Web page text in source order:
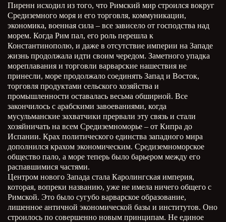
Пиренн исходил из того, что Римский мир строился вокруг
Средиземного моря и его торговля, коммуникации,
экономика, военная сила – все зависело от господства над
морем. Когда Рим пал, его роль перешла к
Константинополю, и даже в отсутствие империи на Западе
жизнь продолжала идти своим чередом. Заметного упадка
мореплавания и торговли варварские нашествия не
принесли, море продолжало соединять Запад и Восток,
торговля продуктами сельского хозяйства и
промышленности оставалась весьма обширной. Все
закончилось с арабскими завоеваниями, когда
мусульманские захватчики прервали эту связь и стали
хозяйничать на всем Средиземноморье – от Кипра до
Испании. Крах политического единства западного мира
дополнился крахом экономическим. Средиземноморское
общество пало, а море теперь было барьером между его
распавшимися частями.
Центром нового Запада стала Каролингская империя,
которая, вопреки названию, уже не имела ничего общего с
Римской. Это было сугубо варварское образование,
лишенное античной экономической базы и институтов. Оно
строилось по совершенно новым принципам. Не единое